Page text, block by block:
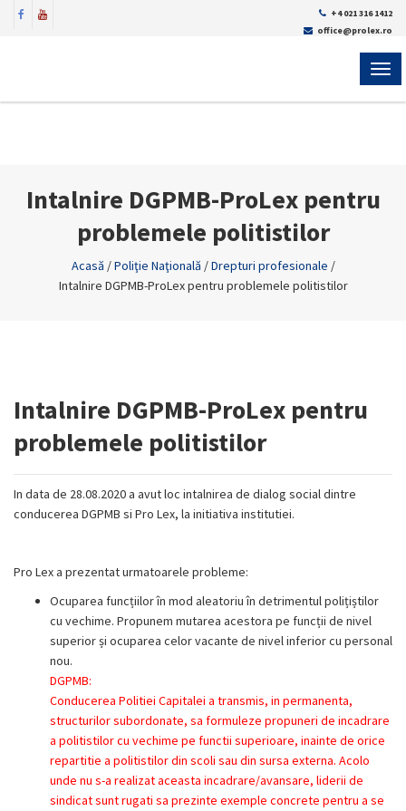
+4 021 316 1412
office@prolex.ro
Intalnire DGPMB-ProLex pentru
problemele politistilor
Acasă /Poliţie Naţională /Drepturi profesionale /
Intalnire DGPMB-ProLex pentru problemele politistilor
Intalnire DGPMB-ProLex pentru
problemele politistilor
In data de 28.08.2020 a avut loc intalnirea de dialog social dintre
conducerea DGPMB si Pro Lex, la initiativa institutiei.
Pro Lex a prezentat urmatoarele probleme:
Ocuparea funcțiilor în mod aleatoriu în detrimentul polițiștilor
cu vechime. Propunem mutarea acestora pe funcții de nivel
superior și ocuparea celor vacante de nivel inferior cu personal
nou.
DGPMB:
Conducerea Politiei Capitalei a transmis, in permanenta,
structurilor subordonate, sa formuleze propuneri de incadrare
a politistilor cu vechime pe functii superioare, inainte de orice
repartitie a politistilor din scoli sau din sursa externa. Acolo
unde nu s-a realizat aceasta incadrare/avansare, liderii de
sindicat sunt rugati sa prezinte exemple concrete pentru a se